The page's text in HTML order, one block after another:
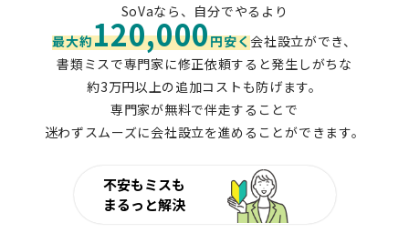
SoVaなら、自分でやるより
最大約120,000円安く会社設立ができ、
書類ミスで専門家に修正依頼すると発生しがちな
約3万円以上の追加コストも防げます。
専門家が無料で伴走することで
迷わずスムーズに会社設立を進めることができます。
不安もミスも
まるっと解決